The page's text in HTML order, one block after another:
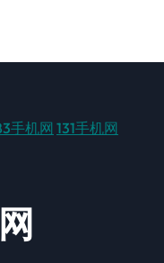
手机网 131手机网